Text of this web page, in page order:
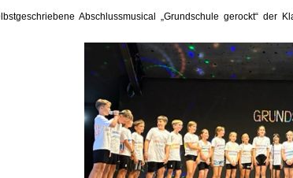
Abschlussmusical „Grundschule gerockt“